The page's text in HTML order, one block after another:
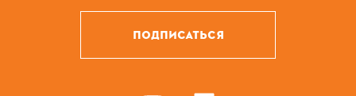
ПОДПИСАТЬСЯ